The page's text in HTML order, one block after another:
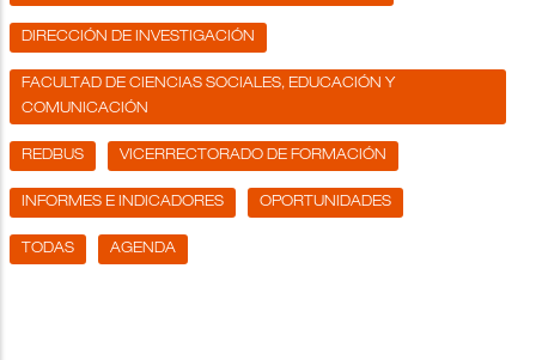
DIRECCIÓN DE INVESTIGACIÓN
FACULTAD DE CIENCIAS SOCIALES, EDUCACIÓN Y
COMUNICACIÓN
REDBUS VICERRECTORADO DE FORMACIÓN
INFORMES E INDICADORES OPORTUNIDADES
TODAS AGENDA